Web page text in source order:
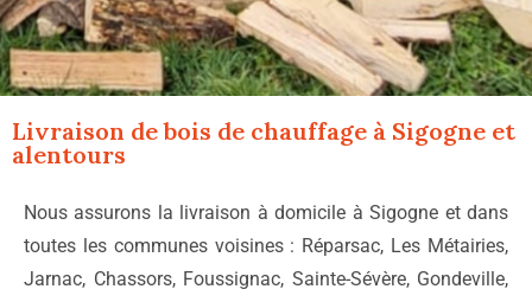
Livraison de bois de chauffage à Sigogne et
alentours
Nous assurons la livraison à domicile à Sigogne et dans
toutes les communes voisines : Réparsac, Les Métairies,
Jarnac, Chassors, Foussignac, Sainte-Sévère, Gondeville,